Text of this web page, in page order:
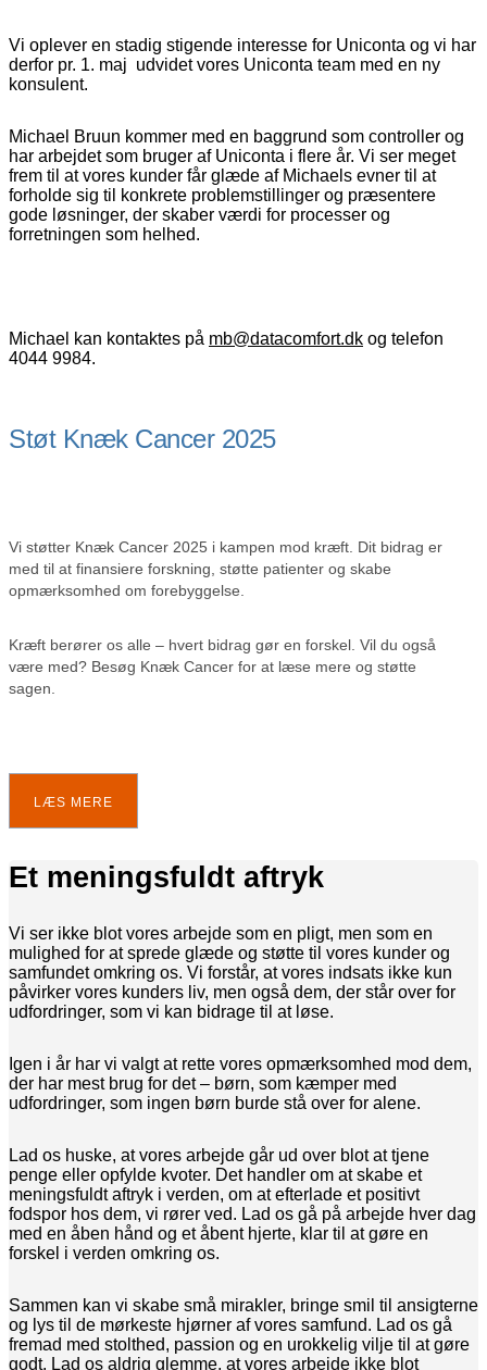
Vi oplever en stadig stigende interesse for Uniconta og vi har
derfor pr. 1. maj udvidet vores Uniconta team med en ny
konsulent.
Michael Bruun kommer med en baggrund som controller og
har arbejdet som bruger af Uniconta i flere år. Vi ser meget
frem til at vores kunder får glæde af Michaels evner til at
forholde sig til konkrete problemstillinger og præsentere
gode løsninger, der skaber værdi for processer og
forretningen som helhed.
Michael kan kontaktes på mb@datacomfort.dk og telefon
4044 9984.
Støt Knæk Cancer 2025
Vi støtter Knæk Cancer 2025 i kampen mod kræft. Dit bidrag er
med til at finansiere forskning, støtte patienter og skabe
opmærksomhed om forebyggelse.
Kræft berører os alle – hvert bidrag gør en forskel. Vil du også
være med? Besøg Knæk Cancer for at læse mere og støtte
sagen.
LÆS MERE
Et meningsfuldt aftryk
Vi ser ikke blot vores arbejde som en pligt, men som en
mulighed for at sprede glæde og støtte til vores kunder og
samfundet omkring os. Vi forstår, at vores indsats ikke kun
påvirker vores kunders liv, men også dem, der står over for
udfordringer, som vi kan bidrage til at løse.
Igen i år har vi valgt at rette vores opmærksomhed mod dem,
der har mest brug for det – børn, som kæmper med
udfordringer, som ingen børn burde stå over for alene.
Lad os huske, at vores arbejde går ud over blot at tjene
penge eller opfylde kvoter. Det handler om at skabe et
meningsfuldt aftryk i verden, om at efterlade et positivt
fodspor hos dem, vi rører ved. Lad os gå på arbejde hver dag
med en åben hånd og et åbent hjerte, klar til at gøre en
forskel i verden omkring os.
Sammen kan vi skabe små mirakler, bringe smil til ansigterne
og lys til de mørkeste hjørner af vores samfund. Lad os gå
fremad med stolthed, passion og en urokkelig vilje til at gøre
godt. Lad os aldrig glemme, at vores arbejde ikke blot